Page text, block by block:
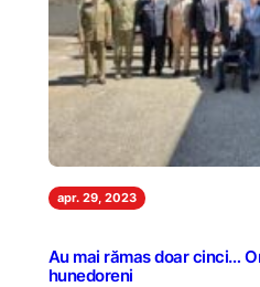
apr. 29, 2023
Au mai rămas doar cinci…
hunedoreni